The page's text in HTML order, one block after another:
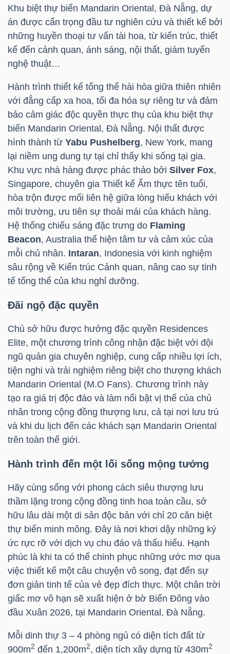
Khu biệt thự biển Mandarin Oriental, Đà Nẵng, dự
án được cẩn trọng đầu tư nghiên cứu và thiết kế bởi
những huyền thoại tư vấn tài hoa, từ kiến trúc, thiết
kế đến cảnh quan, ánh sáng, nội thất, giám tuyển
nghệ thuật…
Hành trình thiết kế tổng thể hài hòa giữa thiên nhiên
với đẳng cấp xa hoa, tối đa hóa sự riêng tư và đảm
bảo cảm giác độc quyền thực thụ của khu biệt thự
biển Mandarin Oriental, Đà Nẵng. Nội thất được
hình thành từ Yabu Pushelberg, New York, mang
lại niềm ung dung tự tại chỉ thấy khi sống tại gia.
Khu vực nhà hàng được phác thảo bởi Silver Fox,
Singapore, chuyên gia Thiết kế Ẩm thực tên tuổi,
hòa trộn được mối liên hệ giữa lòng hiếu khách với
môi trường, ưu tiên sự thoải mái của khách hàng.
Hệ thống chiếu sáng đặc trưng do Flaming
Beacon, Australia thể hiện tâm tư và cảm xúc của
mỗi chủ nhân. Intaran, Indonesia với kinh nghiệm
sâu rộng về Kiến trúc Cảnh quan, nâng cao sự tinh
tế tổng thể của khu nghỉ dưỡng.
Đãi ngộ đặc quyền
Chủ sở hữu được hưởng đặc quyền Residences
Elite, một chương trình công nhận đặc biệt với đội
ngũ quản gia chuyên nghiệp, cung cấp nhiều lợi ích,
tiện nghi và trải nghiệm riêng biệt cho thượng khách
Mandarin Oriental (M.O Fans). Chương trình này
tạo ra giá trị độc đáo và làm nổi bật vị thế của chủ
nhân trong cộng đồng thượng lưu, cả tại nơi lưu trú
và khi du lịch đến các khách sạn Mandarin Oriental
trên toàn thế giới.
Hành trình đến một lối sống mộng tưởng
Hãy cùng sống với phong cách siêu thượng lưu
thầm lặng trong cộng đồng tinh hoa toàn cầu, sở
hữu lâu dài một di sản độc bản với chỉ 20 căn biệt
thự biển minh mông. Đây là nơi khơi dậy những ký
ức rực rỡ với dịch vụ chu đáo và thấu hiểu. Hạnh
phúc là khi ta có thể chinh phục những ước mơ qua
việc thiết kế một câu chuyện vô song, đạt đến sự
đơn giản tinh tế của vẻ đẹp đích thực. Một chân trời
giấc mơ vô hạn sẽ xuất hiện ở bờ Biển Đông vào
đầu Xuân 2026, tại Mandarin Oriental, Đà Nẵng.
Mỗi dinh thự 3 – 4 phòng ngủ có diện tích đất từ
900m2 đến 1,200m2, diện tích xây dựng từ 430m2
TRÁI
PHIẾU
CÔNG
ĐẦU
TRUY
XUẤT
DỮ
LIỆU
Ngành
(-)
VS-
SECTOR
NĂNG
LƯỢNG
NGUYÊN
LIỆU
CÔNG
NGHIỆP
TIÊU
DÙNG
THIẾT